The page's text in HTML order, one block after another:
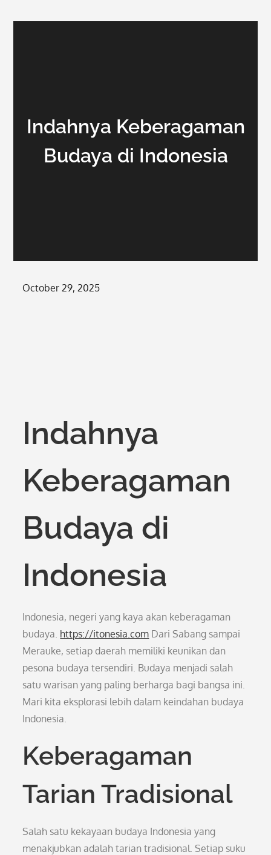
Indahnya Keberagaman
Budaya di Indonesia
Posted
October 29, 2025
Indahnya
Keberagaman
Budaya di
Indonesia
Indonesia, negeri yang kaya akan keberagaman
budaya. https://itonesia.com Dari Sabang sampai
Merauke, setiap daerah memiliki keunikan dan
pesona budaya tersendiri. Budaya menjadi salah
satu warisan yang paling berharga bagi bangsa ini.
Mari kita eksplorasi lebih dalam keindahan budaya
Indonesia.
Keberagaman
Tarian Tradisional
Salah satu kekayaan budaya Indonesia yang
menakjubkan adalah tarian tradisional. Setiap suku